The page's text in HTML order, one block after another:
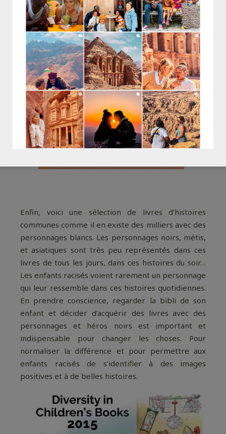
Enfin, voici une sélection de livres d’histoires
communes comme il en existe des milliers avec des
personnages blancs. Les personnages noirs, métis,
et asiatiques sont très peu représentés dans ces
livres de tous les jours, dans ces histoires du soir…
Les enfants racisés voient rarement un personnage
qui leur ressemble dans ces histoires quotidiennes.
En prendre conscience, regarder la bibli de son
enfant et décider d’acquérir des livres avec des
personnages et héros noirs est important et
indispensable pour changer les choses. Pour
normaliser la différence et pour permettre aux
enfants racisés de s’identifier à des images
positives et à de belles histoires.